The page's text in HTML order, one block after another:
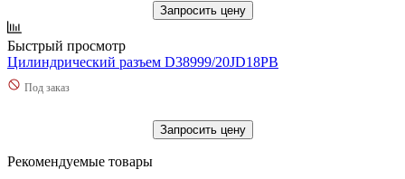
Запросить цену
Быстрый просмотр
Цилиндрический разъем D38999/20JD18PB
Под заказ
Запросить цену
Рекомендуемые товары